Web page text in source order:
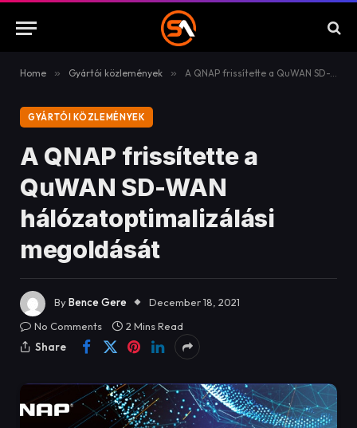
Home » Gyártói közlemények » A QNAP frissítette a QuWAN SD-WAN hálózatoptimalizálási megoldását
GYÁRTÓI KÖZLEMÉNYEK
A QNAP frissítette a
QuWAN SD-WAN
hálózatoptimalizálási
megoldását
ByBence Gere
December 18, 2021
No Comments
2 Mins Read
Share